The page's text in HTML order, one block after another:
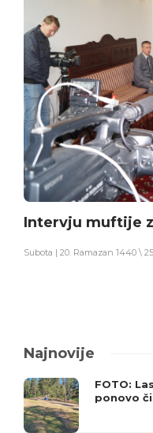
Intervju muftije
Subota | 20. Ramazan 1440 \
Najnovije
FOTO:
ponovo